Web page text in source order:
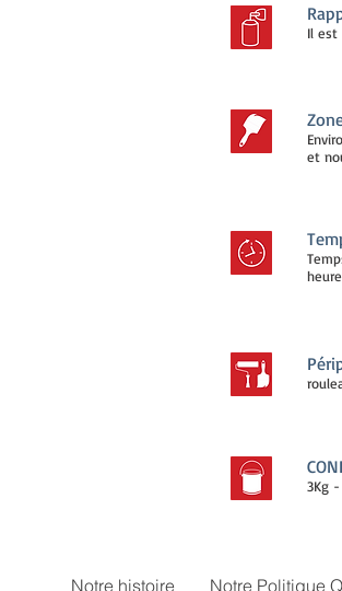
Il est
et
3Kg
Notre histoire Notre Politique